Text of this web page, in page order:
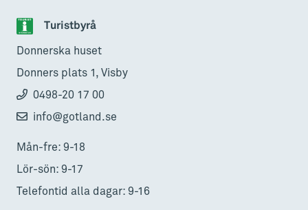
Turistbyrå
Donnerska huset
Donners plats 1, Visby
0498-20 17 00
info@gotland.se
Mån-fre: 9-18
Lör-sön: 9-17
Telefontid alla dagar: 9-16